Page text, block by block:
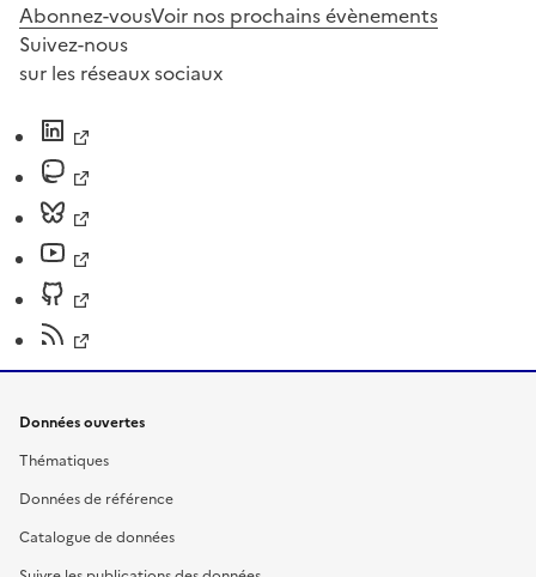
Abonnez-vousVoir nos prochains évènements
Suivez-nous
sur les réseaux sociaux
Données ouvertes
Thématiques
Données de référence
Catalogue de données